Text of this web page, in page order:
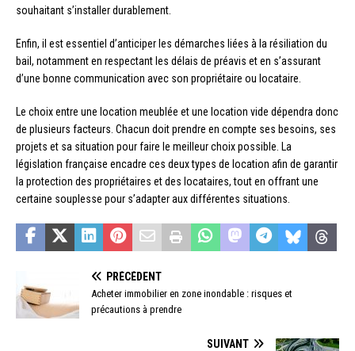
souhaitant s’installer durablement.
Enfin, il est essentiel d’anticiper les démarches liées à la résiliation du
bail, notamment en respectant les délais de préavis et en s’assurant
d’une bonne communication avec son propriétaire ou locataire.
Le choix entre une location meublée et une location vide dépendra donc
de plusieurs facteurs. Chacun doit prendre en compte ses besoins, ses
projets et sa situation pour faire le meilleur choix possible. La
législation française encadre ces deux types de location afin de garantir
la protection des propriétaires et des locataires, tout en offrant une
certaine souplesse pour s’adapter aux différentes situations.
PRÉCÉDENT
Acheter immobilier en zone inondable : risques et
précautions à prendre
SUIVANT